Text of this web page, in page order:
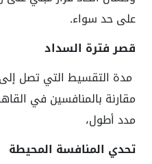
على حد سواء.
قصر فترة السداد
مقارنة بالمنافسين في
مدد أطول،
تحدي المنافسة المحيطة